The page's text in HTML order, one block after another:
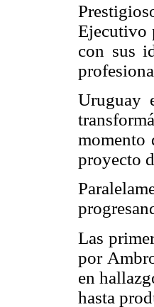
Ejecutivo
con sus
Uruguay
momento
proyecto
Las
por
en
hasta